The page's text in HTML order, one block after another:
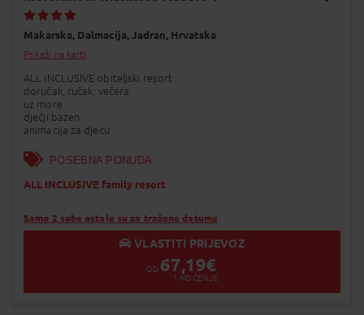
Makarska, Dalmacija, Jadran, Hrvatska
Prikaži na karti
ALL INCLUSIVE obiteljski resort
doručak, ručak, večera
uz more
dječji bazen
animacija za djecu
POSEBNA PONUDA
ALL INCLUSIVE family resort
Samo 2 sobe ostale su za tražene datume
VLASTITI PRIJEVOZ
OD 67,19€
1 NOĆENJE